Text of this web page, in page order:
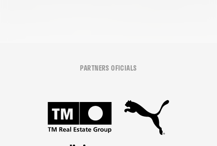
PARTNERS OFICIALS